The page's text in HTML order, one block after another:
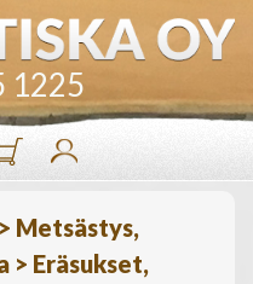
1225
> Metsästys,
> Eräsukset,